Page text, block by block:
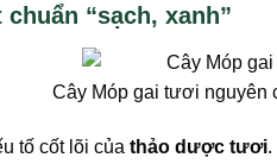
“sạch, xanh”
Cây Móp gai tươi nguyên
tố cốt lõi của thảo dược tươi.